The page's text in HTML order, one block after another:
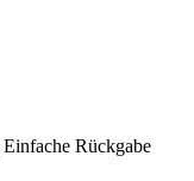
Einfache Rückgabe